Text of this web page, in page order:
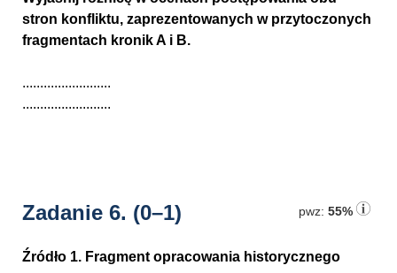
stron konfliktu, zaprezentowanych w przytoczonych
fragmentach kronik A i B.
.........................
.........................
pwz: 55%
Zadanie 6. (0–1)
Źródło 1. Fragment opracowania historycznego